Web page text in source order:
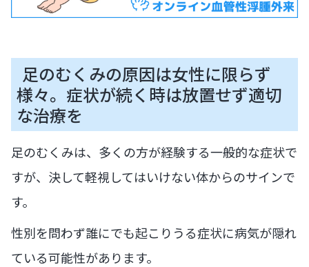
足のむくみの原因は女性に限らず
様々。症状が続く時は放置せず適切
な治療を
足のむくみは、多くの方が経験する一般的な症状で
すが、決して軽視してはいけない体からのサインで
す。
性別を問わず誰にでも起こりうる症状に病気が隠れ
ている可能性があります。